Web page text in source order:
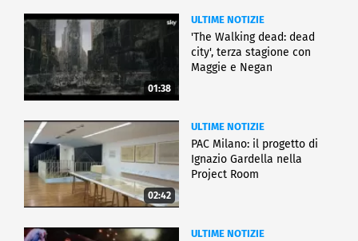
01:38
ULTIME NOTIZIE
'The Walking dead: dead
city', terza stagione con
Maggie e Negan
02:42
ULTIME NOTIZIE
PAC Milano: il progetto di
Ignazio Gardella nella
Project Room
ULTIME NOTIZIE